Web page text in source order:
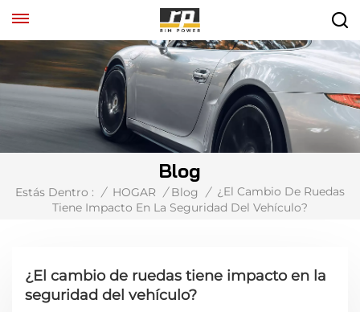
Blog
Estás Dentro : / HOGAR / Blog / ¿El Cambio De Ruedas
Tiene Impacto En La Seguridad Del Vehículo?
¿El cambio de ruedas tiene impacto en la
seguridad del vehículo?